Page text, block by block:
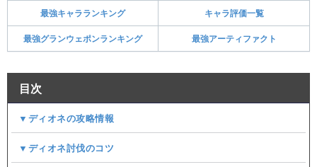
最強キャラランキング キャラ評価一覧
最強グランウェポンランキング 最強アーティファクト
目次
▼ディオネの攻略情報
▼ディオネ討伐のコツ